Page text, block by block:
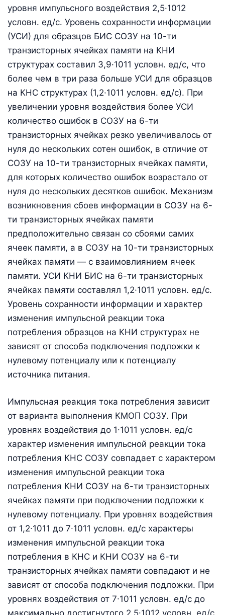
уровня импульсного воздействия 2,5·1012
условн. ед/с. Уровень сохранности информации
(УСИ) для образцов БИС СОЗУ на 10-ти
транзисторных ячейках памяти на КНИ
структурах составил 3,9·1011 условн. ед/с, что
более чем в три раза больше УСИ для образцов
на КНС структурах (1,2·1011 условн. ед/с). При
увеличении уровня воздействия более УСИ
количество ошибок в СОЗУ на 6-ти
транзисторных ячейках резко увеличивалось от
нуля до нескольких сотен ошибок, в отличие от
СОЗУ на 10-ти транзисторных ячейках памяти,
для которых количество ошибок возрастало от
нуля до нескольких десятков ошибок. Механизм
возникновения сбоев информации в СОЗУ на 6-
ти транзисторных ячейках памяти
предположительно связан со сбоями самих
ячеек памяти, а в СОЗУ на 10-ти транзисторных
ячейках памяти — с взаимовлиянием ячеек
памяти. УСИ КНИ БИС на 6-ти транзисторных
ячейках памяти составлял 1,2·1011 условн. ед/с.
Уровень сохранности информации и характер
изменения импульсной реакции тока
потребления образцов на КНИ структурах не
зависят от способа подключения подложки к
нулевому потенциалу или к потенциалу
источника питания.
Импульсная реакция тока потребления зависит
от варианта выполнения КМОП СОЗУ. При
уровнях воздействия до 1∙1011 условн. ед/с
характер изменения импульсной реакции тока
потребления КНС СОЗУ совпадает с характером
изменения импульсной реакции тока
потребления КНИ СОЗУ на 6-ти транзисторных
ячейках памяти при подключении подложки к
нулевому потенциалу. При уровнях воздействия
от 1,2∙1011 до 7∙1011 условн. ед/с характеры
изменения импульсной реакции тока
потребления в КНС и КНИ СОЗУ на 6-ти
транзисторных ячейках памяти совпадают и не
зависят от способа подключения подложки. При
уровнях воздействия от 7∙1011 условн. ед/с до